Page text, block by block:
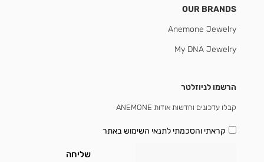
OUR BRANDS
Anemone Jewelry
My DNA Jewelry
הרשמו לניוזלטר
קבלו עדכונים וחדשות אודות ANEMONE
קראתי והסכמתילתנאי השימוש באתר
שליחה